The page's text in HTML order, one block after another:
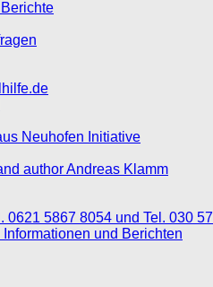
Neuhofen Initiative
author Andreas Klamm
0621 5867 8054 und Tel. 030
und Berichten